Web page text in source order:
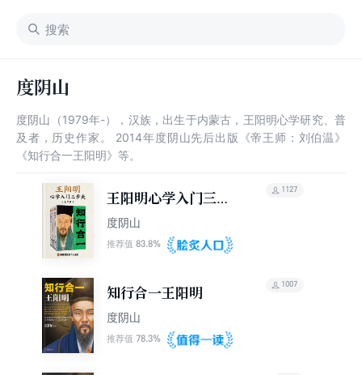
度阴山
度阴山（1979年-），汉族，出生于内蒙古，王阳明心学研究、普
及者，历史作家。 2014年度阴山先后出版《帝王师：刘伯温》
《知行合一王阳明》等。
王阳明心学入门三步
走（全三册）
度阴山
推荐值 83.8%
1127
知行合一王阳明
度阴山
推荐值 78.3%
1007